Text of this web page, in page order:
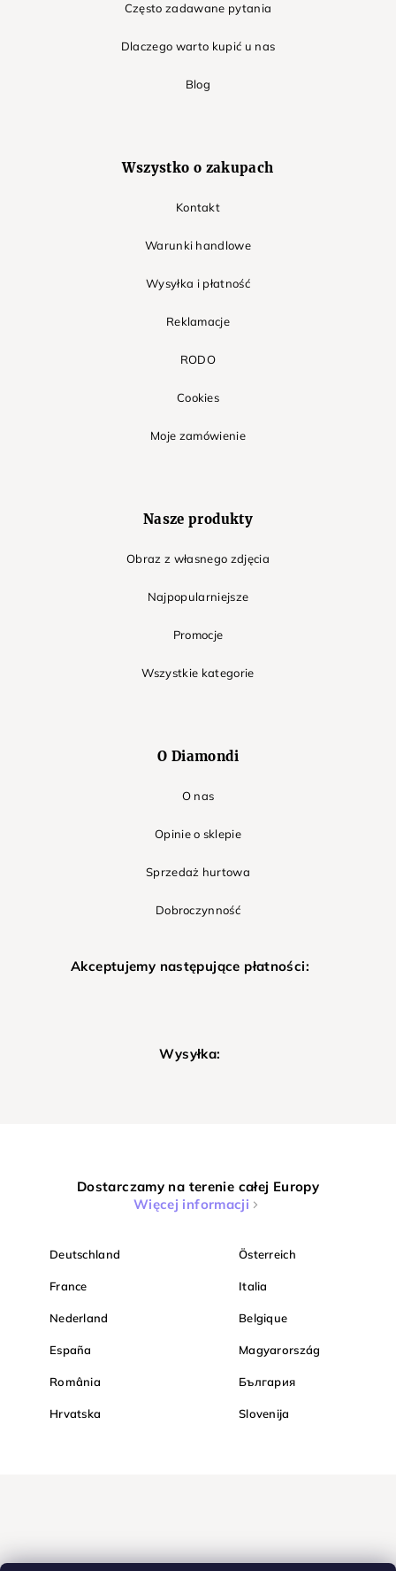
Często zadawane pytania
Dlaczego warto kupić u nas
Blog
Wszystko o zakupach
Kontakt
Warunki handlowe
Wysyłka i płatność
Reklamacje
RODO
Cookies
Moje zamówienie
Nasze produkty
Obraz z własnego zdjęcia
Najpopularniejsze
Promocje
Wszystkie kategorie
O Diamondi
O nas
Opinie o sklepie
Sprzedaż hurtowa
Dobroczynność
Akceptujemy następujące płatności:
Wysyłka:
Dostarczamy na terenie całej Europy
Więcej informacji
Deutschland Österreich
France Italia
Nederland Belgique
España Magyarország
România България
Hrvatska Slovenija